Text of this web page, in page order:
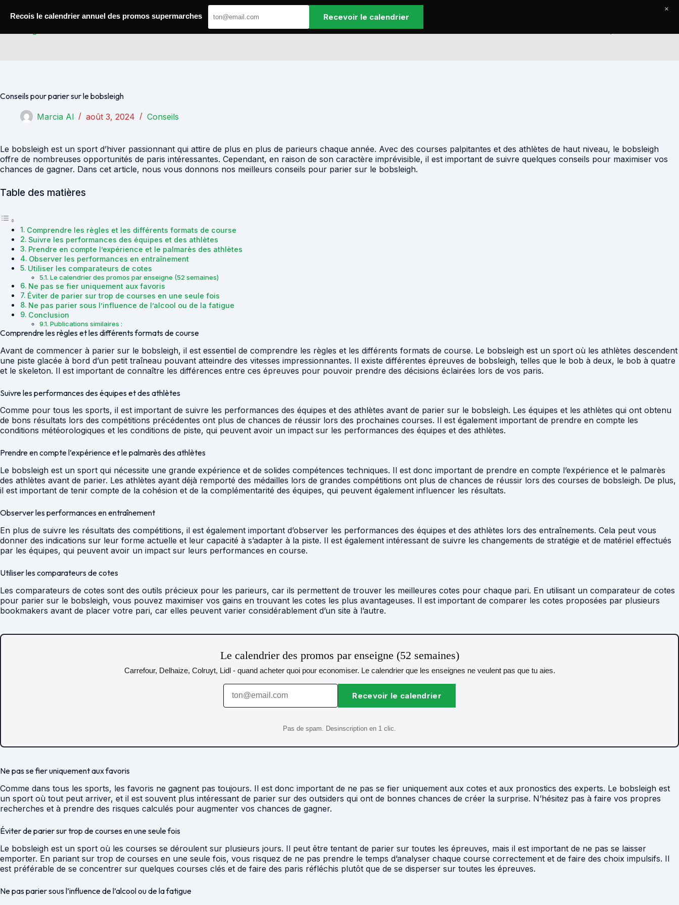
Conseils pour parier sur le bobsleigh
Marcia Al août 3, 2024 Conseils
Le bobsleigh est un sport d’hiver passionnant qui attire de plus en plus de parieurs chaque année. Avec des courses palpitantes et des athlètes de haut niveau, le bobsleigh
offre de nombreuses opportunités de paris intéressantes. Cependant, en raison de son caractère imprévisible, il est important de suivre quelques conseils pour maximiser vos
chances de gagner. Dans cet article, nous vous donnons nos meilleurs conseils pour parier sur le bobsleigh.
Table des matières
Comprendre les règles et les différents formats de course
Suivre les performances des équipes et des athlètes
Prendre en compte l’expérience et le palmarès des athlètes
Observer les performances en entraînement
Utiliser les comparateurs de cotes
Le calendrier des promos par enseigne (52 semaines)
Ne pas se fier uniquement aux favoris
Éviter de parier sur trop de courses en une seule fois
Ne pas parier sous l’influence de l’alcool ou de la fatigue
Conclusion
Publications similaires :
Comprendre les règles et les différents formats de course
Avant de commencer à parier sur le bobsleigh, il est essentiel de comprendre les règles et les différents formats de course. Le bobsleigh est un sport où les athlètes descendent
une piste glacée à bord d’un petit traîneau pouvant atteindre des vitesses impressionnantes. Il existe différentes épreuves de bobsleigh, telles que le bob à deux, le bob à quatre
et le skeleton. Il est important de connaître les différences entre ces épreuves pour pouvoir prendre des décisions éclairées lors de vos paris.
Suivre les performances des équipes et des athlètes
Comme pour tous les sports, il est important de suivre les performances des équipes et des athlètes avant de parier sur le bobsleigh. Les équipes et les athlètes qui ont obtenu
de bons résultats lors des compétitions précédentes ont plus de chances de réussir lors des prochaines courses. Il est également important de prendre en compte les
conditions météorologiques et les conditions de piste, qui peuvent avoir un impact sur les performances des équipes et des athlètes.
Prendre en compte l’expérience et le palmarès des athlètes
Le bobsleigh est un sport qui nécessite une grande expérience et de solides compétences techniques. Il est donc important de prendre en compte l’expérience et le palmarès
des athlètes avant de parier. Les athlètes ayant déjà remporté des médailles lors de grandes compétitions ont plus de chances de réussir lors des courses de bobsleigh. De plus,
il est important de tenir compte de la cohésion et de la complémentarité des équipes, qui peuvent également influencer les résultats.
Observer les performances en entraînement
En plus de suivre les résultats des compétitions, il est également important d’observer les performances des équipes et des athlètes lors des entraînements. Cela peut vous
donner des indications sur leur forme actuelle et leur capacité à s’adapter à la piste. Il est également intéressant de suivre les changements de stratégie et de matériel effectués
par les équipes, qui peuvent avoir un impact sur leurs performances en course.
Utiliser les comparateurs de cotes
Les comparateurs de cotes sont des outils précieux pour les parieurs, car ils permettent de trouver les meilleures cotes pour chaque pari. En utilisant un comparateur de cotes
pour parier sur le bobsleigh, vous pouvez maximiser vos gains en trouvant les cotes les plus avantageuses. Il est important de comparer les cotes proposées par plusieurs
bookmakers avant de placer votre pari, car elles peuvent varier considérablement d’un site à l’autre.
Le calendrier des promos par enseigne (52 semaines)
Carrefour, Delhaize, Colruyt, Lidl - quand acheter quoi pour economiser. Le calendrier que les enseignes ne veulent pas que tu aies.
Recevoir le calendrier
Pas de spam. Desinscription en 1 clic.
Ne pas se fier uniquement aux favoris
Comme dans tous les sports, les favoris ne gagnent pas toujours. Il est donc important de ne pas se fier uniquement aux cotes et aux pronostics des experts. Le bobsleigh est
un sport où tout peut arriver, et il est souvent plus intéressant de parier sur des outsiders qui ont de bonnes chances de créer la surprise. N’hésitez pas à faire vos propres
recherches et à prendre des risques calculés pour augmenter vos chances de gagner.
Éviter de parier sur trop de courses en une seule fois
Le bobsleigh est un sport où les courses se déroulent sur plusieurs jours. Il peut être tentant de parier sur toutes les épreuves, mais il est important de ne pas se laisser
emporter. En pariant sur trop de courses en une seule fois, vous risquez de ne pas prendre le temps d’analyser chaque course correctement et de faire des choix impulsifs. Il
est préférable de se concentrer sur quelques courses clés et de faire des paris réfléchis plutôt que de se disperser sur toutes les épreuves.
Ne pas parier sous l’influence de l’alcool ou de la fatigue
Recois le calendrier annuel des promos supermarches Recevoir le calendrier
×